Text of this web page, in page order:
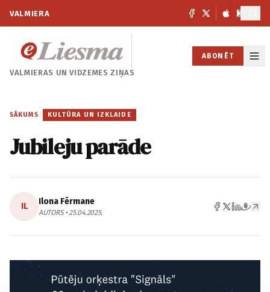
VALMIERA
VALMIERAS UNVIDZEMES ZIŅAS
ABONĒT
SĀKUMS / KULTŪRA UN IZKLAIDE
Jubileju parāde
IL Ilona Fērmane
AUTORS • 25.04.2025.